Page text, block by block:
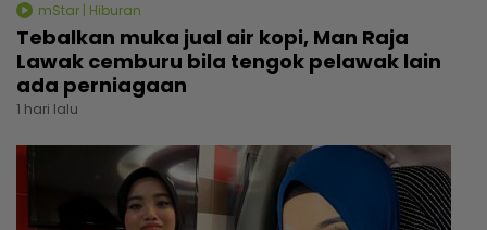
mStar | Hiburan
Tebalkan muka jual air kopi, Man Raja
Lawak cemburu bila tengok pelawak lain
ada perniagaan
1 hari lalu